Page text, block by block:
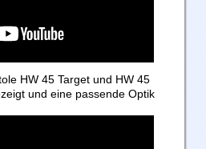
HW 45 Target und HW 45
und eine passende Optik